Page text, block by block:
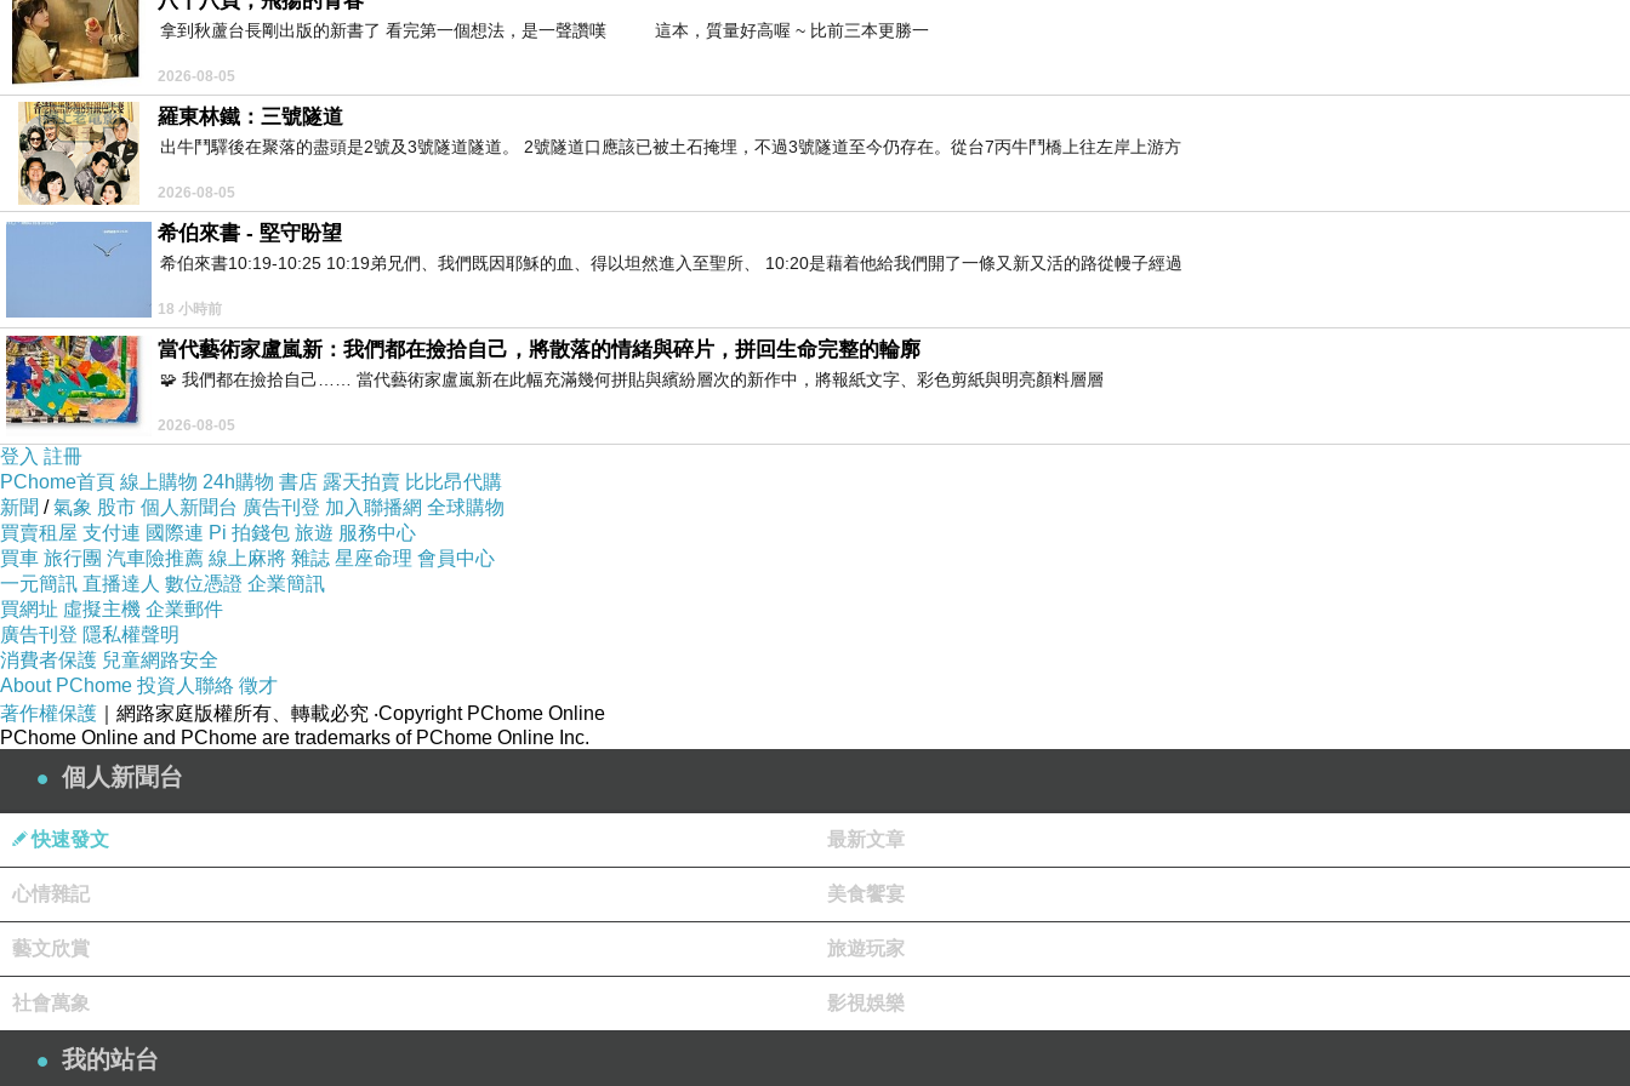
拿到秋蘆台長剛出版的新書了 看完第一個想法，是一聲讚嘆 這本，質量好高喔 ~ 比前三本更勝一
2026-08-05
羅東林鐵：三號隧道
出牛鬥驛後在聚落的盡頭是2號及3號隧道隧道。 2號隧道口應該已被土石掩埋，不過3號隧道至今仍存在。從台7丙牛鬥橋上往左岸上游方
2026-08-05
希伯來書 - 堅守盼望
希伯來書10:19-10:25 10:19弟兄們、我們既因耶穌的血、得以坦然進入至聖所、 10:20是藉着他給我們開了一條又新又活的路從幔子經過
18 小時前
當代藝術家盧嵐新：我們都在撿拾自己，將散落的情緒與碎片，拼回生命完整的輪廓
🧩 我們都在撿拾自己…… 當代藝術家盧嵐新在此幅充滿幾何拼貼與繽紛層次的新作中，將報紙文字、彩色剪紙與明亮顏料層層
2026-08-05
登入 註冊
PChome首頁 線上購物 24h購物 書店 露天拍賣 比比昂代購
新聞 /氣象 股市 個人新聞台 廣告刊登 加入聯播網 全球購物
買賣租屋 支付連 國際連 Pi 拍錢包 旅遊 服務中心
買車 旅行團 汽車險推薦 線上麻將 雜誌 星座命理 會員中心
一元簡訊 直播達人 數位憑證 企業簡訊
買網址 虛擬主機 企業郵件
廣告刊登 隱私權聲明
消費者保護 兒童網路安全
About PChome 投資人聯絡 徵才
著作權保護 ｜網路家庭版權所有、轉載必究 ‧Copyright PChome Online
PChome Online and PChome are trademarks of PChome Online Inc.
個人新聞台
快速發文 最新文章
心情雜記 美食饗宴
藝文欣賞 旅遊玩家
社會萬象 影視娛樂
我的站台